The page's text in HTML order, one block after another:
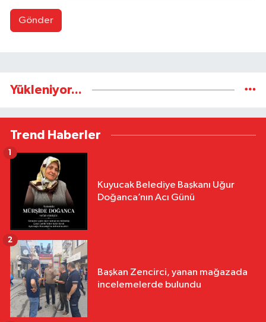
Gönder
Yükleniyor...
Trend Haberler
Kuyucak Belediye Başkanı Uğur
Doğanca’nın Acı Günü
1
Başkan Zencirci, yanan mağazada
incelemelerde bulundu
2